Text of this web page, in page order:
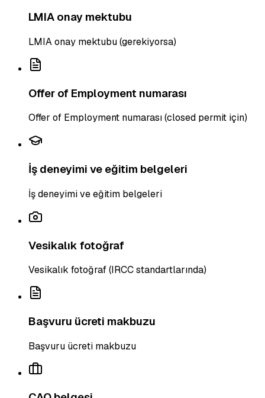
LMIA onay mektubu
LMIA onay mektubu (gerekiyorsa)
Offer of Employment numarası
Offer of Employment numarası (closed permit için)
İş deneyimi ve eğitim belgeleri
İş deneyimi ve eğitim belgeleri
Vesikalık fotoğraf
Vesikalık fotoğraf (IRCC standartlarında)
Başvuru ücreti makbuzu
Başvuru ücreti makbuzu